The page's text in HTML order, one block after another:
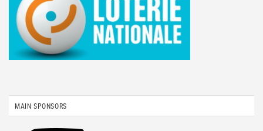
MAIN SPONSORS